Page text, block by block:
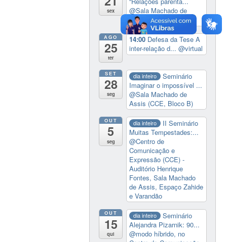
sex
@Sala Machado de
Assis (CCE, Bloco B)
AGO
25
ter
14:00 Defesa da Tese A
inter-relação d...@virtual
SET
28
seg
dia inteiro
Seminário
Imaginar o impossível ...
@Sala Machado de
Assis (CCE, Bloco B)
OUT
5
seg
dia inteiro
II Seminário
Muitas Tempestades:...
@Centro de
Comunicação e
Expressão (CCE) -
Auditório Henrique
Fontes, Sala Machado
de Assis, Espaço Zahide
e Varandão
OUT
15
qui
dia inteiro
Seminário
Alejandra Pizarnik: 90...
@modo híbrido, no